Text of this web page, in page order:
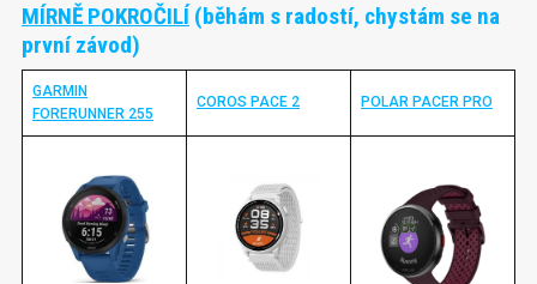
MÍRNĚ POKROČILÍ (běhám s radostí, chystám se na
první závod)
GARMIN
FORERUNNER 255
COROS PACE 2 POLAR PACER PRO